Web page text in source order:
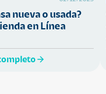
nueva o usada?
en Línea